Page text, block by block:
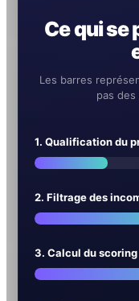
Ce qui se
Les barres
pas
1. Qualification du
2. Filtrage des
3. Calcul du